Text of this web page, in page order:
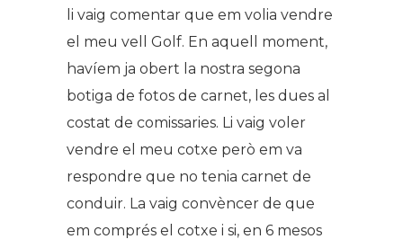
li vaig comentar que em volia vendre
el meu vell Golf. En aquell moment,
havíem ja obert la nostra segona
botiga de fotos de carnet, les dues al
costat de comissaries. Li vaig voler
vendre el meu cotxe però em va
respondre que no tenia carnet de
conduir. La vaig convèncer de que
em comprés el cotxe i si, en 6 mesos